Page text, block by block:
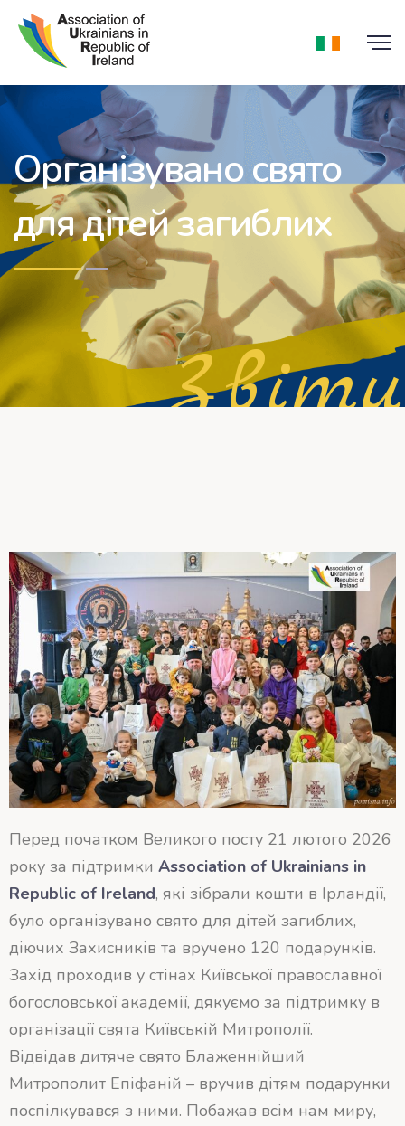
Організувано свято
для дітей загиблих
Звіти
Перед початком Великого посту 21 лютого 2026
року за підтримки Association of Ukrainians in
Republic of Ireland, які зібрали кошти в Ірландії,
було організувано свято для дітей загиблих,
діючих Захисників та вручено 120 подарунків.
Захід проходив у стінах Київської православної
богословської академії, дякуємо за підтримку в
організації свята Київській Митрополії.
Відвідав дитяче свято Блаженнійший
Митрополит Епіфаній – вручив дітям подарунки
поспілкувався з ними. Побажав всім нам миру,